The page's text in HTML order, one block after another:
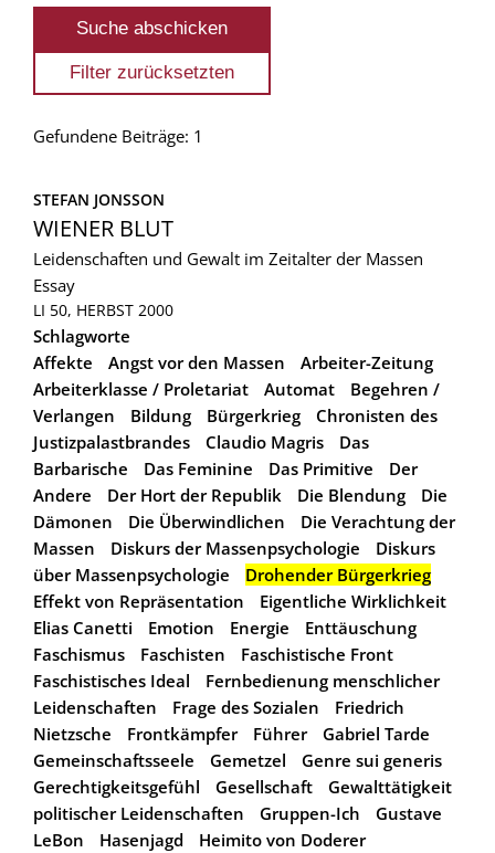
Gefundene Beiträge: 1
STEFAN JONSSON
WIENER BLUT
Leidenschaften und Gewalt im Zeitalter der Massen
Essay
LI 50, HERBST 2000
Schlagworte
Affekte
Angst vor den Massen
Arbeiter-Zeitung
Arbeiterklasse / Proletariat
Automat
Begehren /
Verlangen
Bildung Bürgerkrieg
Chronisten des
Justizpalastbrandes
Claudio Magris
Das
Barbarische
Das Feminine Das Primitive
Der
Andere
Der Hort der Republik Die Blendung
Die
Dämonen
Die Überwindlichen
Die Verachtung der
Massen
Diskurs der Massenpsychologie
Diskurs
über Massenpsychologie
Drohender Bürgerkrieg
Effekt von Repräsentation
Eigentliche Wirklichkeit
Elias Canetti
Emotion Energie
Enttäuschung
Faschismus
Faschisten
Faschistische Front
Faschistisches Ideal
Fernbedienung menschlicher
Leidenschaften
Frage des Sozialen
Friedrich
Nietzsche
Frontkämpfer Führer
Gabriel Tarde
Gemeinschaftsseele
Gemetzel
Genre sui generis
Gerechtigkeitsgefühl
Gesellschaft
Gewalttätigkeit
politischer Leidenschaften
Gruppen-Ich
Gustave
LeBon
Hasenjagd
Heimito von Doderer